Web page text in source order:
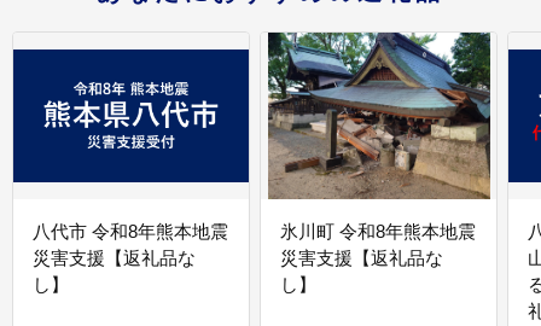
八代市 令和8年熊本地震
災害支援【返礼品な
し】
氷川町 令和8年熊本地震
災害支援【返礼品な
し】